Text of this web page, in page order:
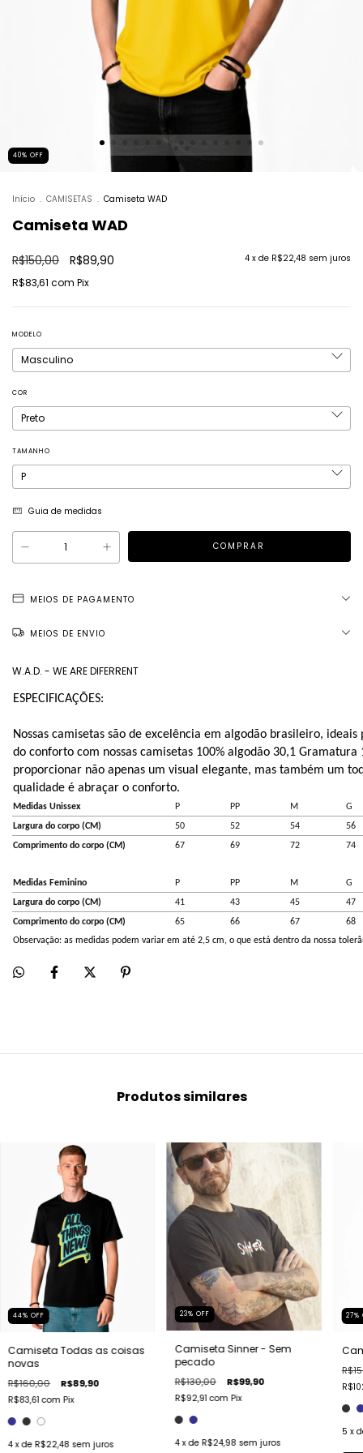
40% OFF
Início . CAMISETAS . Camiseta WAD
Camiseta WAD
R$150,00 R$89,90 4 x de R$22,48 sem juros
R$83,61 com Pix
MODELO
COR
TAMANHO
Guia de medidas
MEIOS DE PAGAMENTO
MEIOS DE ENVIO
W.A.D. - WE ARE DIFERRENT
ESPECIFICAÇÕES:
Nossas camisetas são de excelência em algodão brasileiro,
do conforto com nossas camisetas 100% algodão 30,1
proporcionar não apenas um visual elegante, mas também um
qualidade é abraçar o conforto.
Medidas Unissex P PP M
G
Largura do corpo (CM)
50 52 54
56
Comprimento do corpo (CM)
67 69 72 74
Medidas Feminino P PP M
G
Largura do corpo (CM)
41 43 45
47
Comprimento do corpo (CM)
65 66 67
68
Observação: as medidas podem variar em até 2,5 cm, o que está dentro da nossa
Produtos similares
44% OFF
Camiseta Todas as coisas
novas
R$160,00 R$89,90
R$83,61com Pix
4 x de R$22,48 sem juros
23% OFF
Camiseta Sinner - Sem
pecado
R$130,00 R$99,90
R$92,91com Pix
4 x de R$24,98 sem juros
27%
5 x